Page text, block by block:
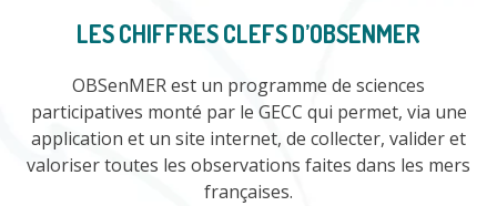
LES CHIFFRES CLEFS D’OBSENMER
OBSenMER est un programme de sciences
participatives monté par le GECC qui permet, via une
application et un site internet, de collecter, valider et
valoriser toutes les observations faites dans les mers
françaises.